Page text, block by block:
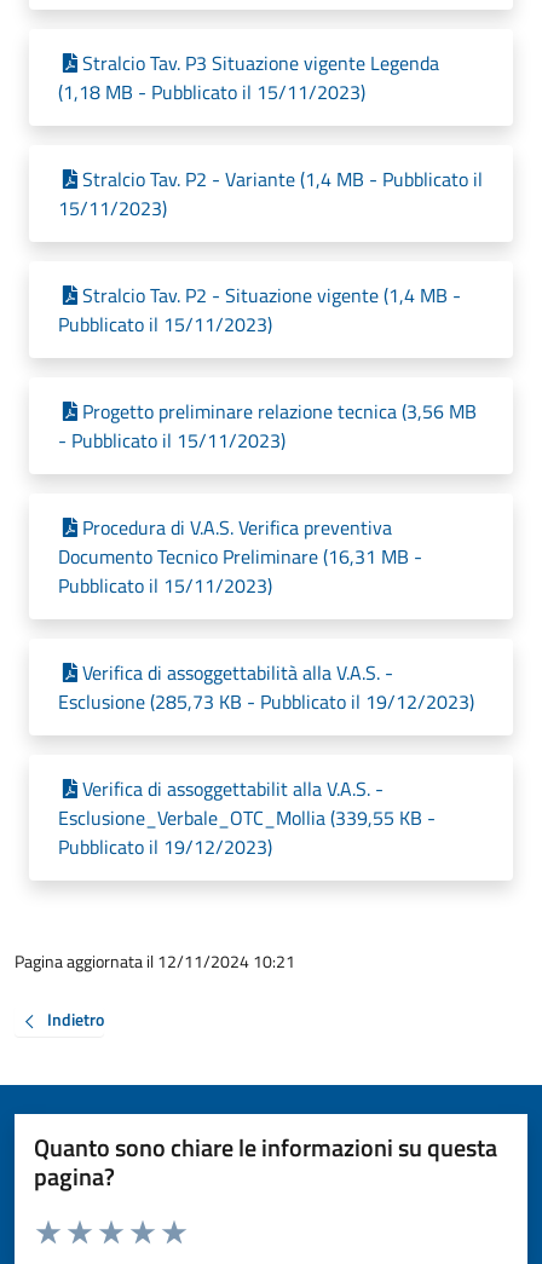
Stralcio Tav. P3 Situazione vigente Legenda
(1,18 MB - Pubblicato il 15/11/2023)
Stralcio Tav. P2 - Variante (1,4 MB - Pubblicato il
15/11/2023)
Stralcio Tav. P2 - Situazione vigente (1,4 MB -
Pubblicato il 15/11/2023)
Progetto preliminare relazione tecnica (3,56 MB
- Pubblicato il 15/11/2023)
Procedura di V.A.S. Verifica preventiva
Documento Tecnico Preliminare (16,31 MB -
Pubblicato il 15/11/2023)
Verifica di assoggettabilità alla V.A.S. -
Esclusione (285,73 KB - Pubblicato il 19/12/2023)
Verifica di assoggettabilit alla V.A.S. -
Esclusione_Verbale_OTC_Mollia (339,55 KB -
Pubblicato il 19/12/2023)
Pagina aggiornata il 12/11/2024 10:21
Indietro
Quanto sono chiare le informazioni su questa
pagina?
Valuta da 1 a 5 stelle la pagina